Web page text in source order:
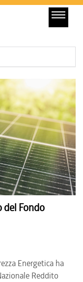
del Fondo
Energetica ha
Reddito